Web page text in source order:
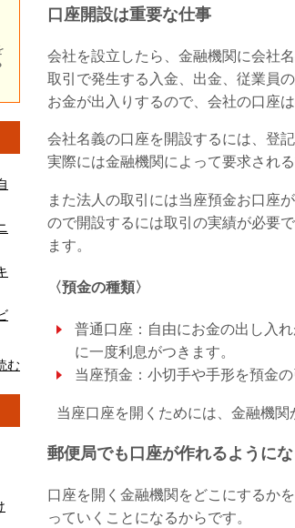
口座開設は重要な仕事
会社を設立したら、金融機関に会社
取引で発生する入金、出金、従業員
お金が出入りするので、会社の口座
会社名義の口座を開設するには、登
実際には金融機関によって要求され
また法人の取引には当座預金お口座
ので開設するには取引の実績が必要
ます。
〈預金の種類〉
普通口座：自由にお金の出し入
に一度利息がつきます。
当座預金：小切手や手形を預金
当座口座を開くためには、金融機
郵便局でも口座が作れるようにな
口座を開く金融機関をどこにするか
っていくことになるからです。
む